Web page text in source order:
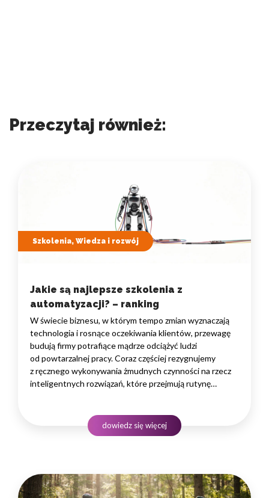
Przeczytaj również:
Szkolenia, Wiedza i rozwój
Jakie są najlepsze szkolenia z
automatyzacji? – ranking
W świecie biznesu, w którym tempo zmian wyznaczają
technologia i rosnące oczekiwania klientów, przewagę
budują firmy potrafiące mądrze odciążyć ludzi
od powtarzalnej pracy. Coraz częściej rezygnujemy
z ręcznego wykonywania żmudnych czynności na rzecz
inteligentnych rozwiązań, które przejmują rutynę
rozwojowego to decyzja strategiczna — wpływa
na wydajność zespołów,…
dowiedz się więcej